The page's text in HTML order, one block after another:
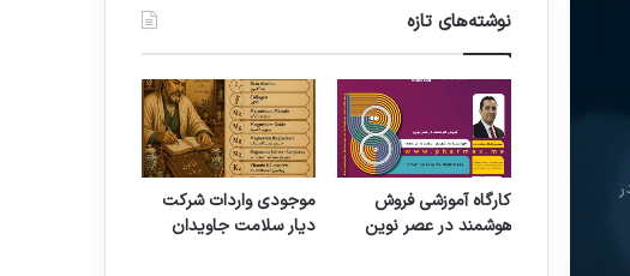
نوشته‌های تازه
کارگاه آموزشی فروش
هوشمند در عصر نوین
موجودی واردات شرکت
دیار سلامت جاویدان